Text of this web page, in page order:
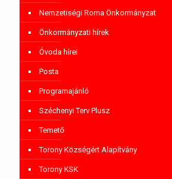
Nemzetiségi Roma Önkormányzat
Önkormányzati hírek
Óvoda hírei
Posta
Programajánló
Széchenyi Terv Plusz
Temető
Torony Községért Alapítvány
Torony KSK